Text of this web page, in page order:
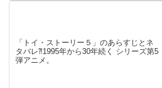
「トイ・ストーリー５」のあらすじとネ
タバレ⁈1995年から30年続く シリーズ第5
弾アニメ。